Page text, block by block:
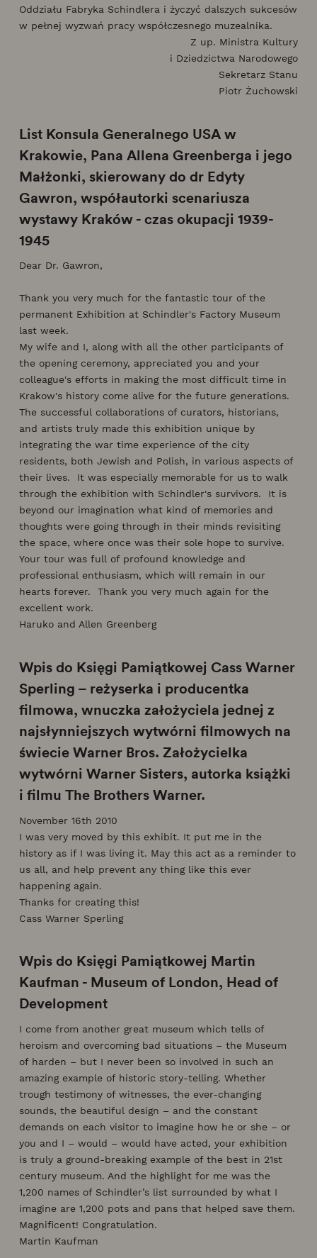
Oddziału Fabryka Schindlera i życzyć dalszych sukcesów
w pełnej wyzwań pracy współczesnego muzealnika.
Z up. Ministra Kultury
i Dziedzictwa Narodowego
Sekretarz Stanu
Piotr Żuchowski
List Konsula Generalnego USA w
Krakowie, Pana Allena Greenberga i jego
Małżonki, skierowany do dr Edyty
Gawron, współautorki scenariusza
wystawy Kraków - czas okupacji 1939-
1945
Dear Dr. Gawron,
Thank you very much for the fantastic tour of the
permanent Exhibition at Schindler's Factory Museum
last week.
My wife and I, along with all the other participants of
the opening ceremony, appreciated you and your
colleague's efforts in making the most difficult time in
Krakow's history come alive for the future generations.
The successful collaborations of curators, historians,
and artists truly made this exhibition unique by
integrating the war time experience of the city
residents, both Jewish and Polish, in various aspects of
their lives. It was especially memorable for us to walk
through the exhibition with Schindler's survivors. It is
beyond our imagination what kind of memories and
thoughts were going through in their minds revisiting
the space, where once was their sole hope to survive.
Your tour was full of profound knowledge and
professional enthusiasm, which will remain in our
hearts forever. Thank you very much again for the
excellent work.
Haruko and Allen Greenberg
Wpis do Księgi Pamiątkowej Cass Warner
Sperling – reżyserka i producentka
filmowa, wnuczka założyciela jednej z
najsłynniejszych wytwórni filmowych na
świecie Warner Bros. Założycielka
wytwórni Warner Sisters, autorka książki
i filmu The Brothers Warner.
November 16th 2010
I was very moved by this exhibit. It put me in the
history as if I was living it. May this act as a reminder to
us all, and help prevent any thing like this ever
happening again.
Thanks for creating this!
Cass Warner Sperling
Wpis do Księgi Pamiątkowej Martin
Kaufman - Museum of London, Head of
Development
I come from another great museum which tells of
heroism and overcoming bad situations – the Museum
of harden – but I never been so involved in such an
amazing example of historic story-telling. Whether
trough testimony of witnesses, the ever-changing
sounds, the beautiful design – and the constant
demands on each visitor to imagine how he or she – or
you and I – would – would have acted, your exhibition
is truly a ground-breaking example of the best in 21st
century museum. And the highlight for me was the
1,200 names of Schindler’s list surrounded by what I
imagine are 1,200 pots and pans that helped save them.
Magnificent! Congratulation.
Martin Kaufman